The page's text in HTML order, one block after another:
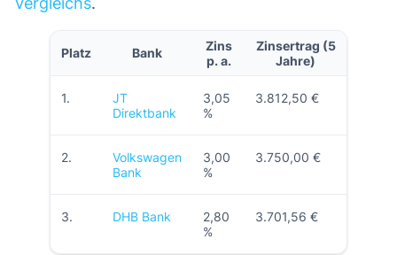
Platz Bank
Zins
p. a.
Zinsertrag (5
Jahre)
1.
JT
Direktbank
3,05
%
3.812,50 €
2.
Volkswagen
Bank
3,00
%
3.750,00 €
3. DHB Bank
2,80
%
3.701,56 €